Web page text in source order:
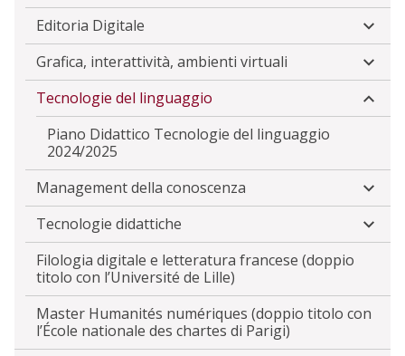
Editoria Digitale
Grafica, interattività, ambienti virtuali
Tecnologie del linguaggio
Piano Didattico Tecnologie del linguaggio
2024/2025
Management della conoscenza
Tecnologie didattiche
Filologia digitale e letteratura francese (doppio
titolo con l’Université de Lille)
Master Humanités numériques (doppio titolo con
l’École nationale des chartes di Parigi)